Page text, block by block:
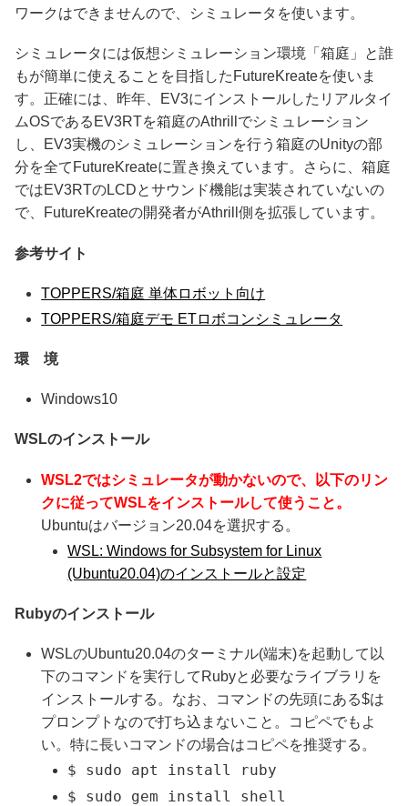
ワークはできませんので、シミュレータを使います。
シミュレータには仮想シミュレーション環境「箱庭」と誰
もが簡単に使えることを目指したFutureKreateを使いま
す。正確には、昨年、EV3にインストールしたリアルタイ
ムOSであるEV3RTを箱庭のAthrillでシミュレーション
し、EV3実機のシミュレーションを行う箱庭のUnityの部
分を全てFutureKreateに置き換えています。さらに、箱庭
ではEV3RTのLCDとサウンド機能は実装されていないの
で、FutureKreateの開発者がAthrill側を拡張しています。
参考サイト
TOPPERS/箱庭 単体ロボット向け
TOPPERS/箱庭デモ ETロボコンシミュレータ
環 境
Windows10
WSLのインストール
WSL2ではシミュレータが動かないので、以下のリン
クに従ってWSLをインストールして使うこと。
Ubuntuはバージョン20.04を選択する。
WSL: Windows for Subsystem for Linux
(Ubuntu20.04)のインストールと設定
Rubyのインストール
WSLのUbuntu20.04のターミナル(端末)を起動して以
下のコマンドを実行してRubyと必要なライブラリを
インストールする。なお、コマンドの先頭にある$は
プロンプトなので打ち込まないこと。コピペでもよ
い。特に長いコマンドの場合はコピペを推奨する。
$ sudo apt install ruby
$ sudo gem install shell